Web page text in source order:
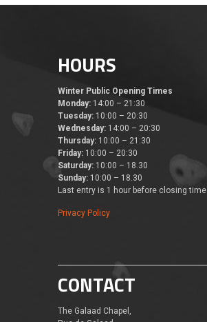
HOURS
Winter Public Opening Times
Monday: 14:00 – 21:30
Tuesday: 10:00 – 20:30
Wednesday: 14:00 – 20:30
Thursday: 10:00 – 21:30
Friday: 10:00 – 20:30
Saturday: 10:00 – 18.30
Sunday: 10:00 – 18.30
Last entry is 1 hour before closing time.
Privacy Policy
CONTACT
The Galaad Chapel,